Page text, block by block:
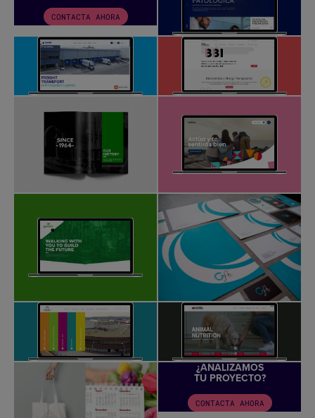
CONTACTA AHORA
¿ANALIZAMOS
TU PROYECTO?
CONTACTA AHORA